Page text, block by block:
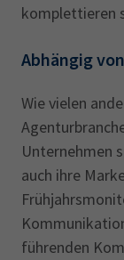
komplettieren
Abhängig
Wie vielen
Unternehmen
auch ihre
führenden